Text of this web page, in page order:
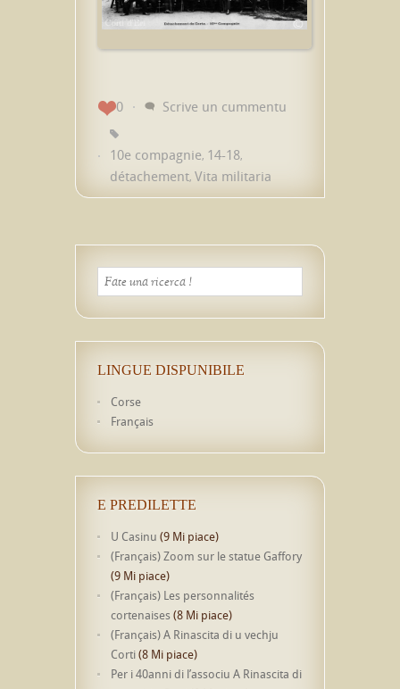
0 Scrive un cummentu
10e compagnie, 14-18,
détachement, Vita militaria
LINGUE DISPUNIBILE
Corse
Français
E PREDILETTE
U Casinu (9 Mi piace)
(Français) Zoom sur le statue Gaffory
(9 Mi piace)
(Français) Les personnalités
cortenaises (8 Mi piace)
(Français) A Rinascita di u vechju
Corti(8 Mi piace)
Per i 40anni di l’associu A Rinascita di